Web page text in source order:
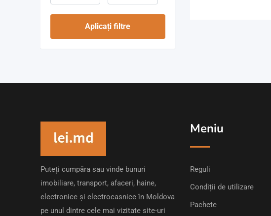
Aplicați filtre
Puteți cumpăra sau vinde bunuri
imobiliare, transport, afaceri, haine,
electronice și electrocasnice în Moldova
pe unul dintre cele mai vizitate site-uri
Meniu
Reguli
Condiții de utilizare
Pachete